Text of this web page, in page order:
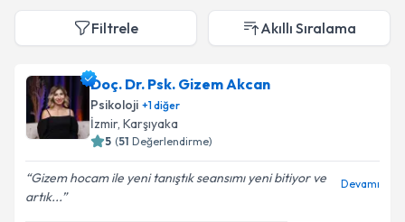
Filtrele Akıllı Sıralama
Doç. Dr. Psk. Gizem Akcan
Psikoloji +1diğer
İzmir, Karşıyaka
5 (51 Değerlendirme)
Gizem hocam ile yeni tanıştık seansımı yeni bitiyor ve
artık...
Devamı